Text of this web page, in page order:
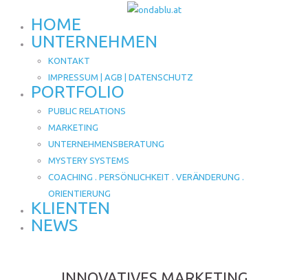
HOME
UNTERNEHMEN
KONTAKT
IMPRESSUM | AGB | DATENSCHUTZ
PORTFOLIO
PUBLIC RELATIONS
MARKETING
UNTERNEHMENSBERATUNG
MYSTERY SYSTEMS
COACHING . PERSÖNLICHKEIT . VERÄNDERUNG .
ORIENTIERUNG
KLIENTEN
NEWS